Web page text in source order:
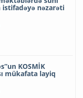
nəzarəti
KOSMİK
mükafata layiq